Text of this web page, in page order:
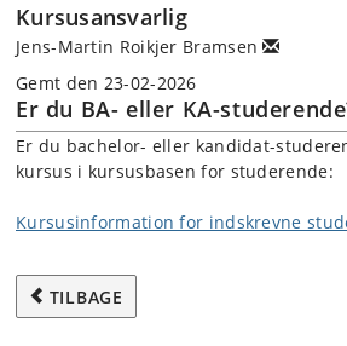
Kursusansvarlig
Jens-Martin Roikjer Bramsen
Gemt den 23-02-2026
Er du BA- eller KA-
Er du bachelor- eller kandidat-
kursus i kursusbasen for studerende:
Kursusinformation for indskrevne
TILBAGE